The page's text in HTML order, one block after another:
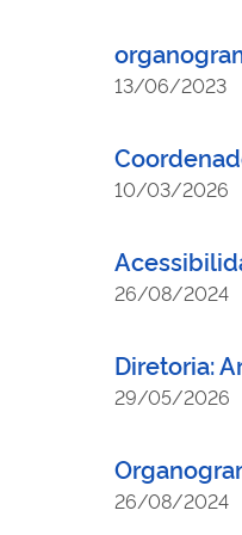
13/06/2023
10/03/2026
26/08/2024
Diretoria:
29/05/2026
26/08/2024